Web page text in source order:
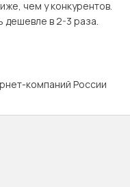
чем у конкурентов.
дешевле в 2-3 раза.
компаний России